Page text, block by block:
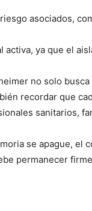
asociados,
activa, ya que el
no solo
recordar que
sanitarios,
se apague, el
permanecer